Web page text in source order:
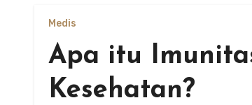
Medis
Apa itu
Kesehatan?